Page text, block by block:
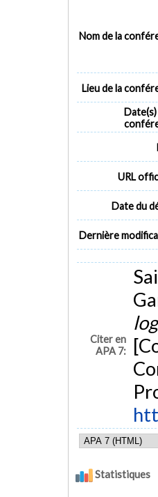
Nom de la
Lieu de la
Date(s)
URL
Date du
Dernière
Citer en
APA 7:
Statistiques